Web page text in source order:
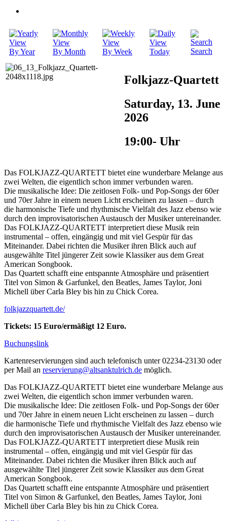
By Year By Month By Week Today Search
Folkjazz-Quartett
Saturday, 13. June
2026
19:00- Uhr
Das FOLKJAZZ-QUARTETT bietet eine wunderbare Melange aus
zwei Welten, die eigentlich schon immer verbunden waren.
Die musikalische Idee: Die zeitlosen Folk- und Pop-Songs der 60er
und 70er Jahre in einem neuen Licht erscheinen zu lassen – durch
die harmonische Tiefe und rhythmische Vielfalt des Jazz ebenso wie
durch den improvisatorischen Austausch der Musiker untereinander.
Das FOLKJAZZ-QUARTETT interpretiert diese Musik rein
instrumental – offen, eingängig und mit viel Gespür für das
Miteinander. Dabei richten die Musiker ihren Blick auch auf
ausgewählte Titel jüngerer Zeit sowie Klassiker aus dem Great
American Songbook.
Das Quartett schafft eine entspannte Atmosphäre und präsentiert
Titel von Simon & Garfunkel, den Beatles, James Taylor, Joni
Michell über Carla Bley bis hin zu Chick Corea.
folkjazzquartett.de/
Tickets: 15 Euro/ermäßigt 12 Euro.
Buchungslink
Kartenreservierungen sind auch telefonisch unter 02234-23130 oder
per Mail an reservierung@altsanktulrich.de möglich.
Das FOLKJAZZ-QUARTETT bietet eine wunderbare Melange aus
zwei Welten, die eigentlich schon immer verbunden waren.
Die musikalische Idee: Die zeitlosen Folk- und Pop-Songs der 60er
und 70er Jahre in einem neuen Licht erscheinen zu lassen – durch
die harmonische Tiefe und rhythmische Vielfalt des Jazz ebenso wie
durch den improvisatorischen Austausch der Musiker untereinander.
Das FOLKJAZZ-QUARTETT interpretiert diese Musik rein
instrumental – offen, eingängig und mit viel Gespür für das
Miteinander. Dabei richten die Musiker ihren Blick auch auf
ausgewählte Titel jüngerer Zeit sowie Klassiker aus dem Great
American Songbook.
Das Quartett schafft eine entspannte Atmosphäre und präsentiert
Titel von Simon & Garfunkel, den Beatles, James Taylor, Joni
Michell über Carla Bley bis hin zu Chick Corea.